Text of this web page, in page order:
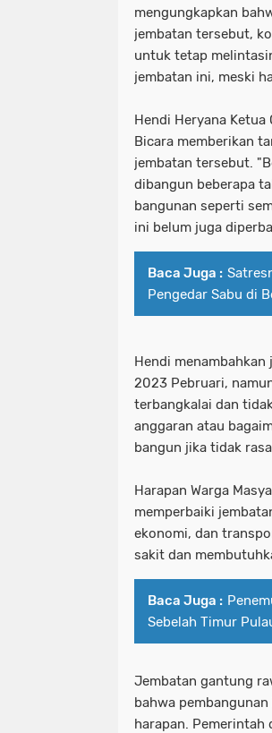
mengungkapkan
jembatan tersebut,
untuk tetap
jembatan ini, meski
Hendi Heryana
Bicara memberikan
jembatan tersebut.
dibangun beberapa
bangunan seperti
ini belum juga
Baca Juga :
Pengedar Sabu di
Hendi
2023 Pebruari,
terbangkalai dan
anggaran atau
bangun jika tidak
Harapan Warga
memperbaiki
ekonomi, dan
sakit dan
Baca Juga :
Sebelah Timur
Jembatan gantung
bahwa
harapan. Pemerintah